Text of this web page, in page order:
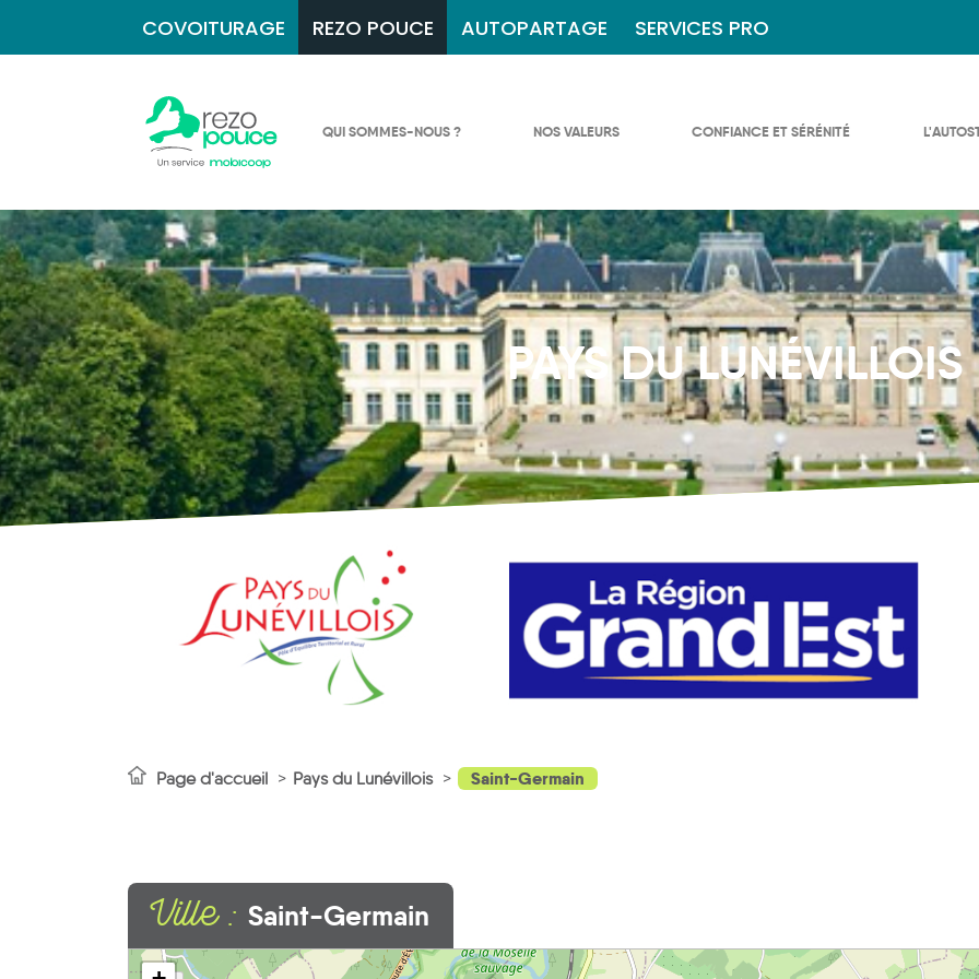
COVOITURAGE REZO POUCE AUTOPARTAGE SERVICES PRO
QUI SOMMES-NOUS ? NOS VALEURS CONFIANCE ET SÉRÉNITÉ
PAYS DU LUNÉVILLOIS
Page d'accueil Pays du Lunévillois Saint-Germain
Ville : Saint-Germain